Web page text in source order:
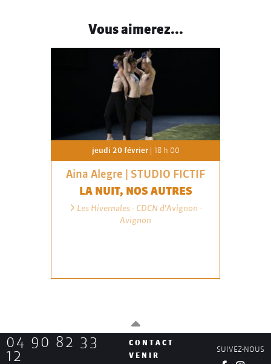
Vous aimerez...
jeudi 20 février| 18 h 00
Aina Alegre | STUDIO FICTIF
LA NUIT, NOS AUTRES
Les Hivernales - CDCN d'Avignon -
Avignon
04 90 82 33
12
CONTACT
VENIR
SUIVEZ-NOUS